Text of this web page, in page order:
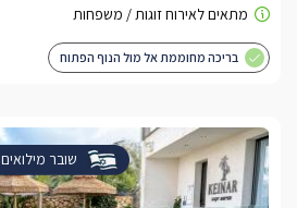
בריכה מחוממת אל מול הנוף הפתוח
שובר מילואים